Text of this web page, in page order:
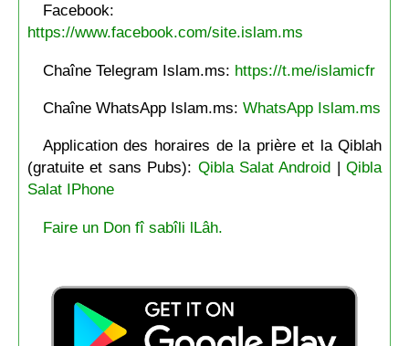
Facebook:
https://www.facebook.com/site.islam.ms
Chaîne Telegram Islam.ms: https://t.me/islamicfr
Chaîne WhatsApp Islam.ms: WhatsApp Islam.ms
Application des horaires de la prière et la Qiblah
(gratuite et sans Pubs): Qibla Salat Android |Qibla
Salat IPhone
Faire un Don fî sabîli lLâh.